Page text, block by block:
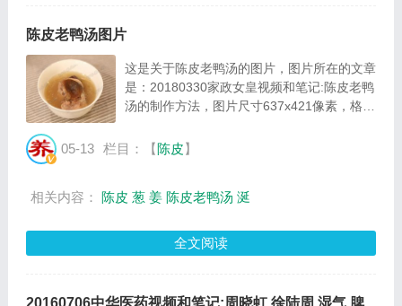
陈皮老鸭汤图片
这是关于陈皮老鸭汤的图片，图片所在的文章
是：20180330家政女皇视频和笔记:陈皮老鸭
汤的制作方法，图片尺寸637x421像素，格式
05-13 栏目：【陈皮】
相关内容： 陈皮 葱 姜 陈皮老鸭汤 涎
全文阅读
20160706中华医药视频和笔记:周晓虹,徐陆周,湿气,脾